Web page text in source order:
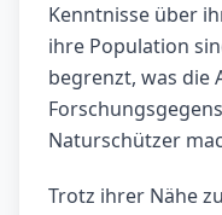
Kenntnisse über
ihre Population
begrenzt, was die
Naturschützer
Trotz ihrer Nähe